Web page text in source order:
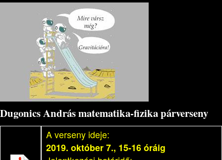
Dugonics András matematika-fizika párverseny
A verseny ideje:
2019. október 7., 15-16 óráig